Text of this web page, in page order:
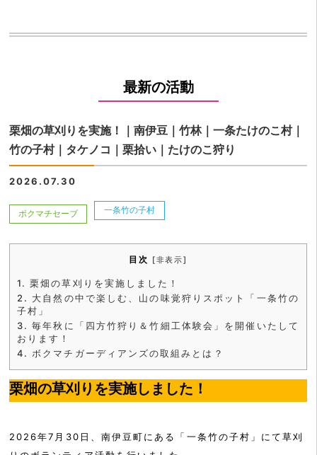
最新の活動
栗畑の草刈りを実施！｜南伊豆｜竹林｜一条たけのこ村｜
竹の子村｜タケノコ｜栗拾い｜たけのこ狩り
2026.07.30
ボクマチセーブ 一条竹の子村
目次 [非表示]
1. 栗畑の草刈りを実施しました！
2. 大自然の中で楽しむ、山の味覚狩りスポット「一条竹の
子村」
3. 毎年秋に「四方竹狩り＆竹細工体験会」を開催いたして
おります！
4. ボクマチガーディアンズの取組みとは？
栗畑の草刈りを実施しました！
2026年7月30日、南伊豆町にある「一条竹の子村」にて草刈